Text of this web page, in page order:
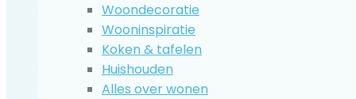
Woondecoratie
Wooninspiratie
Koken & tafelen
Huishouden
Alles over wonen